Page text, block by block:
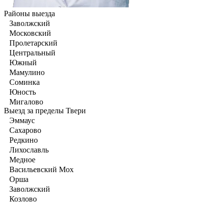
Районы выезда
Заволжский
Московский
Пролетарский
Центральный
Южный
Мамулино
Соминка
Юность
Мигалово
Выезд за пределы Твери
Эммаус
Сахарово
Редкино
Лихославль
Медное
Васильевский Мох
Орша
Заволжский
Козлово